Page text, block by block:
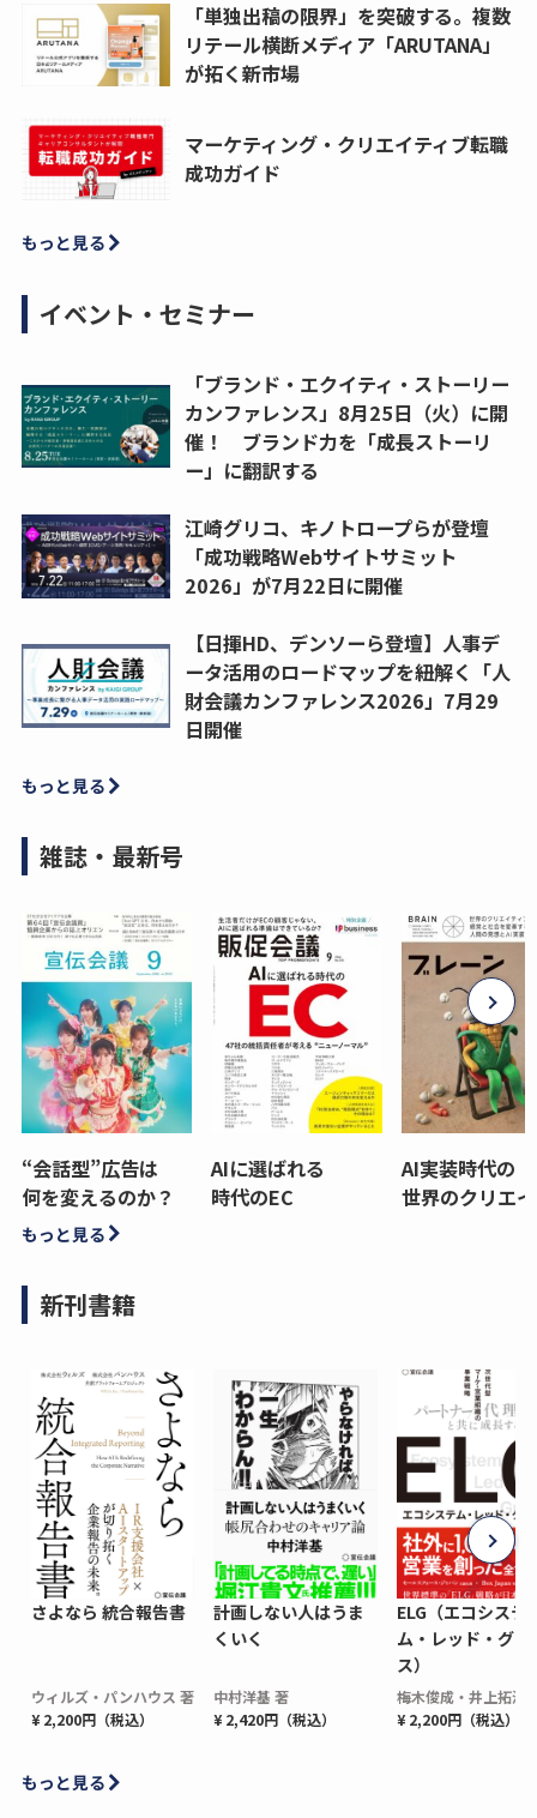
「単独出稿の限界」を突破する。複数
リテール横断メディア「ARUTANA」
が拓く新市場
マーケティング・クリエイティブ転職
成功ガイド
もっと見る
イベント・セミナー
「ブランド・エクイティ・ストーリー
カンファレンス」8月25日（火）に開
催！ ブランド力を「成長ストーリ
ー」に翻訳する
江崎グリコ、キノトロープらが登壇
「成功戦略Webサイトサミット
2026」が7月22日に開催
【日揮HD、デンソーら登壇】人事デ
ータ活用のロードマップを紐解く「人
財会議カンファレンス2026」7月29
日開催
もっと見る
雑誌・最新号
“会話型”広告は
何を変えるのか？
AIに選ばれる
時代のEC
AI実装時代の
世界のクリエ
もっと見る
新刊書籍
さよなら 統合報告書
ウィルズ・パンハウス 著
¥ 2,200円（税込）
計画しない人はうま
くいく
中村洋基 著
¥ 2,420円（税込）
ELG（エコシステ
ム・レッド・グロ
ス）
梅木俊成・井上拓海
¥ 2,200円（税込）
もっと見る